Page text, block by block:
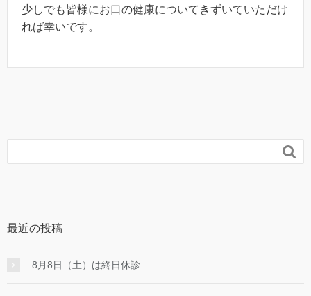
少しでも皆様にお口の健康についてきずいていただけ
れば幸いです。

最近の投稿
8月8日（土）は終日休診